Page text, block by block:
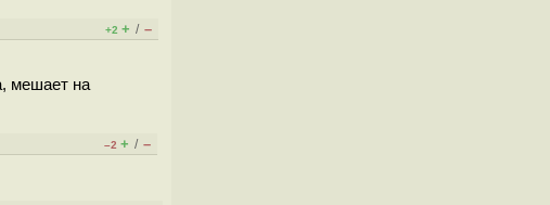
+2 + / –
мешает на
–2 + / –